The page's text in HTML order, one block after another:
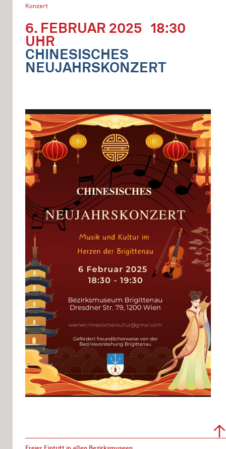
Konzert
6. FEBRUAR 2025 18:30
UHR
CHINESISCHES
NEUJAHRSKONZERT